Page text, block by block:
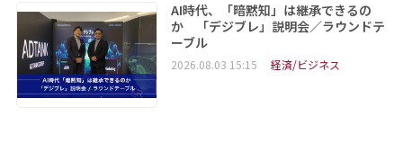
AI時代、「暗黙知」は継承できるの
か 「デジブレ」説明会／ラウンドテ
ーブル
2026.08.03 15:15 経済/ビジネス